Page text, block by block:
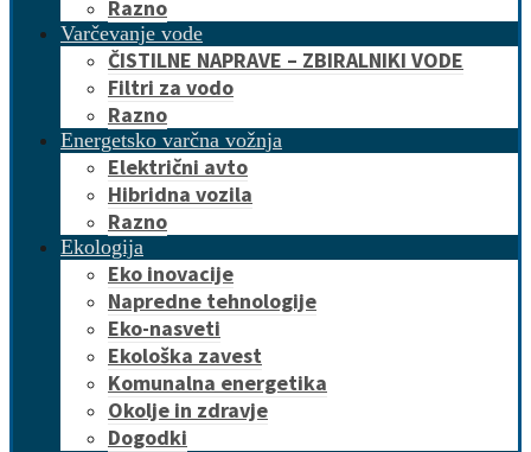
Razno
Varčevanje vode
ČISTILNE NAPRAVE – ZBIRALNIKI VODE
Filtri za vodo
Razno
Energetsko varčna vožnja
Električni avto
Hibridna vozila
Razno
Ekologija
Eko inovacije
Napredne tehnologije
Eko-nasveti
Ekološka zavest
Komunalna energetika
Okolje in zdravje
Dogodki